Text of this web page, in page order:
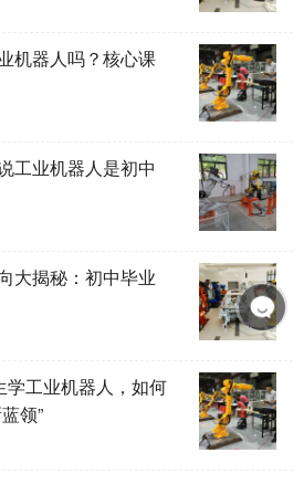
机器人吗？核心课
工业机器人是初中
大揭秘：初中毕业
学工业机器人，如何
领”